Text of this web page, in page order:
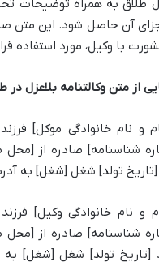
طلاق به همراه توضیحات
آن حاصل شود. این متن
با وکیل، مورد استفاده
از متن وکالتنامه بلاعزل در
و نام خانوادگی موکل]
شناسنامه] صادره از
[تاریخ تولد] شغل [شغل] به
و نام خانوادگی وکیل]
شناسنامه] صادره از
[تاریخ تولد] شغل [شغل]